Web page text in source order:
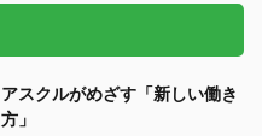
アスクルがめざす「新しい働き
方」